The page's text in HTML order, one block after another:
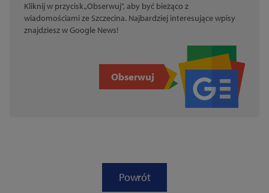
Kliknij w przycisk „Obserwuj”, aby być bieżąco z
wiadomościami ze Szczecina. Najbardziej interesujące wpisy
znajdziesz w Google News!
Obserwuj
Powrót